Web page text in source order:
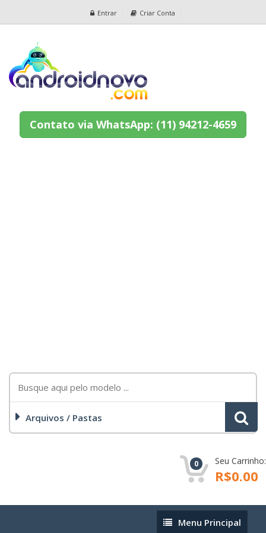
Entrar Criar Conta
Contato via WhatsApp: (11) 94212-4659
Arquivos / Pastas
0 Seu Carrinho:
R$0.00
MenuMenu Principal